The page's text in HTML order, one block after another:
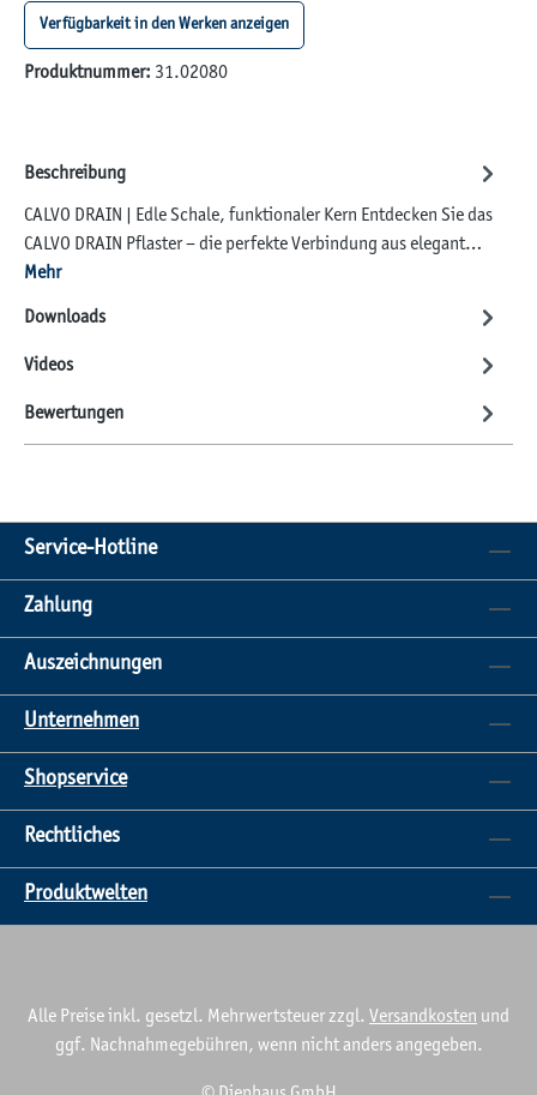
Verfügbarkeit in den Werken anzeigen
Produktnummer: 31.02080
Beschreibung
CALVO DRAIN | Edle Schale, funktionaler Kern Entdecken Sie das
CALVO DRAIN Pflaster – die perfekte Verbindung aus elegant…
Mehr
Downloads
Videos
Bewertungen
Service-Hotline
Zahlung
Auszeichnungen
Unternehmen
Shopservice
Rechtliches
Produktwelten
Alle Preise inkl. gesetzl. Mehrwertsteuer zzgl. Versandkosten und
ggf. Nachnahmegebühren, wenn nicht anders angegeben.